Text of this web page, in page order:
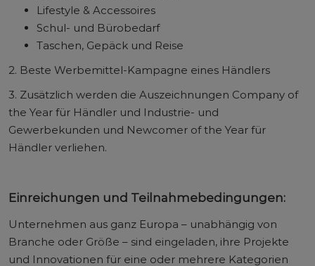
Lifestyle & Accessoires
Schul- und Bürobedarf
Taschen, Gepäck und Reise
2. Beste Werbemittel-Kampagne eines Händlers
3. Zusätzlich werden die Auszeichnungen Company of
the Year für Händler und Industrie- und
Gewerbekunden und Newcomer of the Year für
Händler verliehen.
Einreichungen und Teilnahmebedingungen:
Unternehmen aus ganz Europa – unabhängig von
Branche oder Größe – sind eingeladen, ihre Projekte
und Innovationen für eine oder mehrere Kategorien